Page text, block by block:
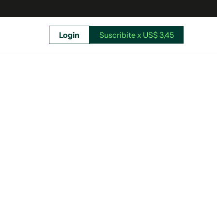
Login Suscribite x US$ 3,45